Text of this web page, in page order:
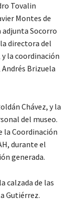
Tovalin
Montes de
adjunta Socorro
directora del
la coordinación
Brizuela
Chávez, y la
del museo.
la Coordinación
durante el
generada.
calzada de las
Gutiérrez.